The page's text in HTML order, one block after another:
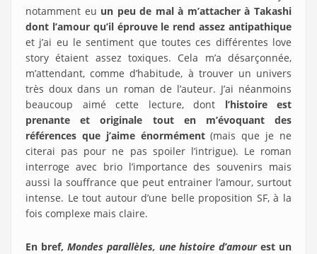
notamment eu un peu de mal à m’attacher à Takashi
dont l’amour qu’il éprouve le rend assez antipathique
et j’ai eu le sentiment que toutes ces différentes love
story étaient assez toxiques. Cela m’a désarçonnée,
m’attendant, comme d’habitude, à trouver un univers
très doux dans un roman de l’auteur. J’ai néanmoins
beaucoup aimé cette lecture, dont l’histoire est
prenante et originale tout en m’évoquant des
références que j’aime énormément(mais que je ne
citerai pas pour ne pas spoiler l’intrigue). Le roman
interroge avec brio l’importance des souvenirs mais
aussi la souffrance que peut entrainer l’amour, surtout
intense. Le tout autour d’une belle proposition SF, à la
fois complexe mais claire.
En bref, Mondes parallèles, une histoire d’amourest un